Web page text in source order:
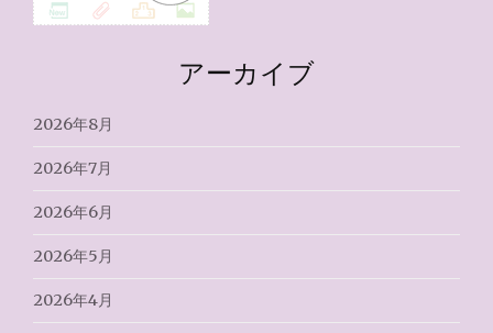
アーカイブ
2026年8月
2026年7月
2026年6月
2026年5月
2026年4月